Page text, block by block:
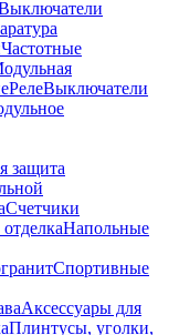
Частотные
РелеВыключатели
защита
Счетчики
Напольные
Спортивные
Аксессуары для
Плинтусы, уголки,